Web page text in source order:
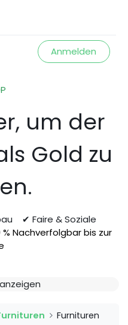
Anmelden
um der
Gold zu
✔ Faire & Soziale
% Nachverfolgbar bis zur
Furnituren